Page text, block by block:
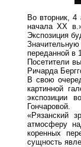
Во вторник, 4
начала ХХ в
Экспозиция
переданной в
Посетители
Ричарда
В свою
картинной
экспозиции
Гончаровой.
«Рязанский
атмосферу
коренных
сущность